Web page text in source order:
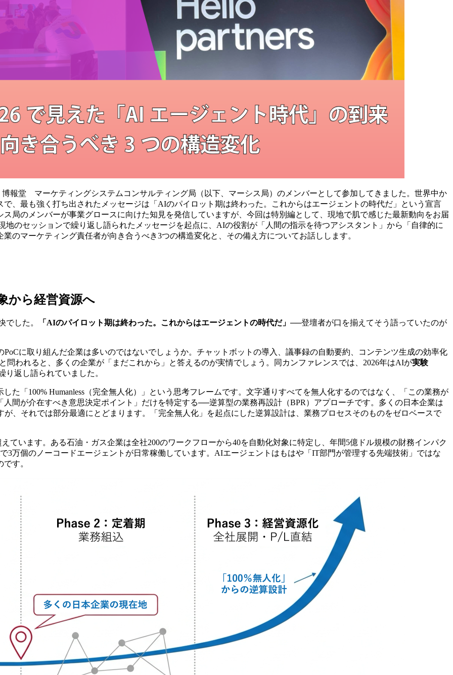
博報堂 マーケティングシステムコンサルティング局（以下、マーシス局）のメンバーとして参加してきました。世界中か
、最も強く打ち出されたメッセージは「AIのパイロット期は終わった。これからはエージェントの時代だ」という宣言
局のメンバーが事業グロースに向けた知見を発信していますが、今回は特別編として、現地で肌で感じた最新動向をお届
のセッションで繰り返し語られたメッセージを起点に、AIの役割が「人間の指示を待つアシスタント」から「自律的に
のマーケティング責任者が向き合うべき3つの構造変化と、その備え方についてお話しします。
から経営資源へ
でした。 「AIのパイロット期は終わった。これからはエージェントの時代だ」 ──登壇者が口を揃えてそう語っていたのが
に取り組んだ企業は多いのではないでしょうか。チャットボットの導入、議事録の自動要約、コンテンツ生成の効率化
われると、多くの企業が「まだこれから」と答えるのが実情でしょう。同カンファレンスでは、2026年はAIが実験
り返し語られていました。
た「100% Humanless（完全無人化）」という思考フレームです。文字通りすべてを無人化するのではなく、「この業務が
間が介在すべき意思決定ポイント」だけを特定する──逆算型の業務再設計（BPR）アプローチです。多くの日本企業は
、それでは部分最適にとどまります。「完全無人化」を起点にした逆算設計は、業務プロセスそのものをゼロベースで
ています。ある石油・ガス企業は全社200のワークフローから40を自動化対象に特定し、年間5億ドル規模の財務インパク
3万個のノーコードエージェントが日常稼働しています。AIエージェントはもはや「IT部門が管理する先端技術」ではな
す。